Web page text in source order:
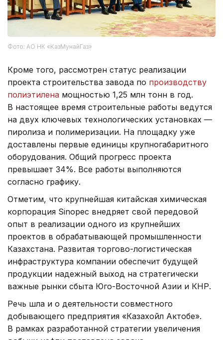
Фото: АО НК «КазМунайГаз»
Кроме того, рассмотрен статус реализации
проекта строительства завода по производству
полиэтилена мощностью 1,25 млн тонн в год.
В настоящее время строительные работы ведутся
на двух ключевых технологических установках —
пиролиза и полимеризации. На площадку уже
доставлены первые единицы крупногабаритного
оборудования. Общий прогресс проекта
превышает 34%. Все работы выполняются
согласно графику.
Отметим, что крупнейшая китайская химическая
корпорация Sinopec внедряет свой передовой
опыт в реализации одного из крупнейших
проектов в обрабатывающей промышленности
Казахстана. Развитая торгово-логистическая
инфраструктура компании обеспечит будущей
продукции надежный выход на стратегически
важные рынки сбыта Юго-Восточной Азии и КНР.
Речь шла и о деятельности совместного
добывающего предприятия «Казахойл Актобе».
В рамках разработанной стратегии увеличения